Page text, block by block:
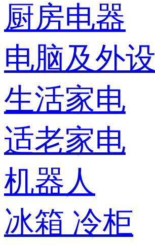
厨房电器
电脑及外设
生活家电
适老家电
机器人
冰箱 冷柜